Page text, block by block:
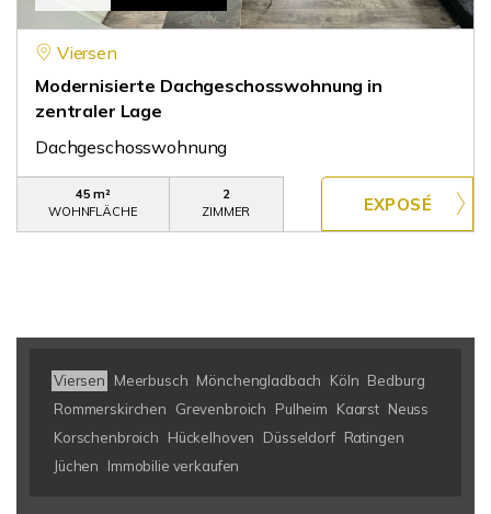
Viersen
Modernisierte Dachgeschosswohnung in
zentraler Lage
Dachgeschosswohnung
45 m²
WOHNFLÄCHE
2
ZIMMER
Viersen Meerbusch Mönchengladbach Köln Bedburg
Rommerskirchen
Grevenbroich Pulheim Kaarst Neuss
Korschenbroich
Hückelhoven Düsseldorf Ratingen
Jüchen
Immobilie verkaufen